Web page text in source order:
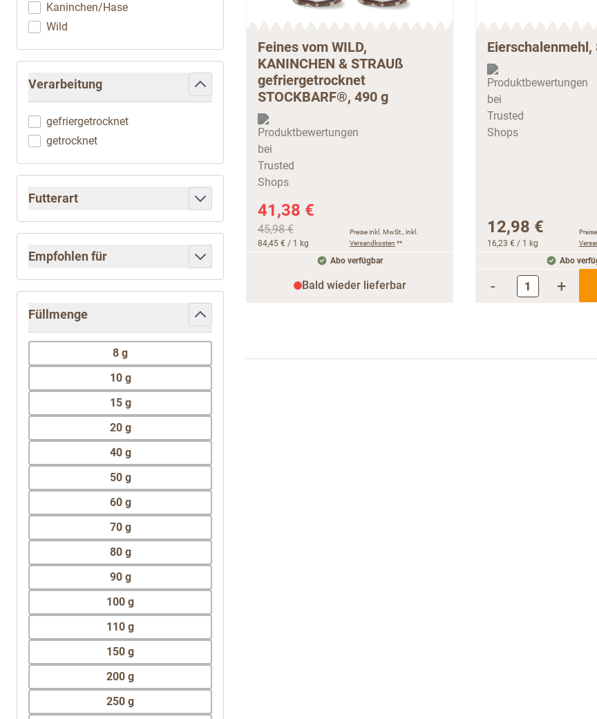
Kaninchen/Hase
Wild
Verarbeitung
filter
gefriergetrocknet
getrocknet
Futterart
Empfohlen für
Füllmenge
filter
8 g
10 g
15 g
20 g
40 g
50 g
60 g
70 g
80 g
90 g
100 g
110 g
150 g
200 g
250 g
Feines vom WILD,
KANINCHEN & STRAUß
gefriergetrocknet
STOCKBARF®, 490 g
41,38 €
45,98 €
84,45 € / 1 kg
Preise inkl. MwSt., inkl.
Versandkosten **
Abo verfügbar
Bald wieder lieferbar
Eierschalenmehl,
12,98 €
16,23 € / 1 kg
Abo
- +